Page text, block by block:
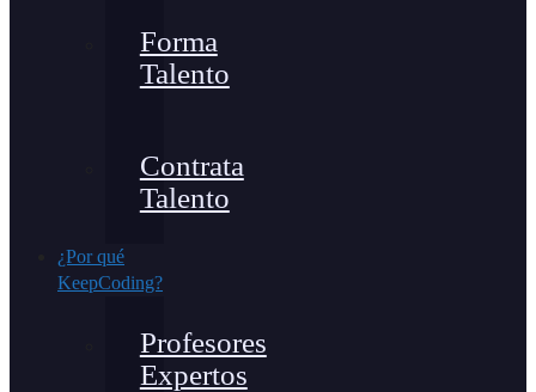
Forma
Talento
Contrata
Talento
¿Por qué
KeepCoding?
Profesores
Expertos